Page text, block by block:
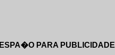
ESPA�O PARA PUBLICIDADE